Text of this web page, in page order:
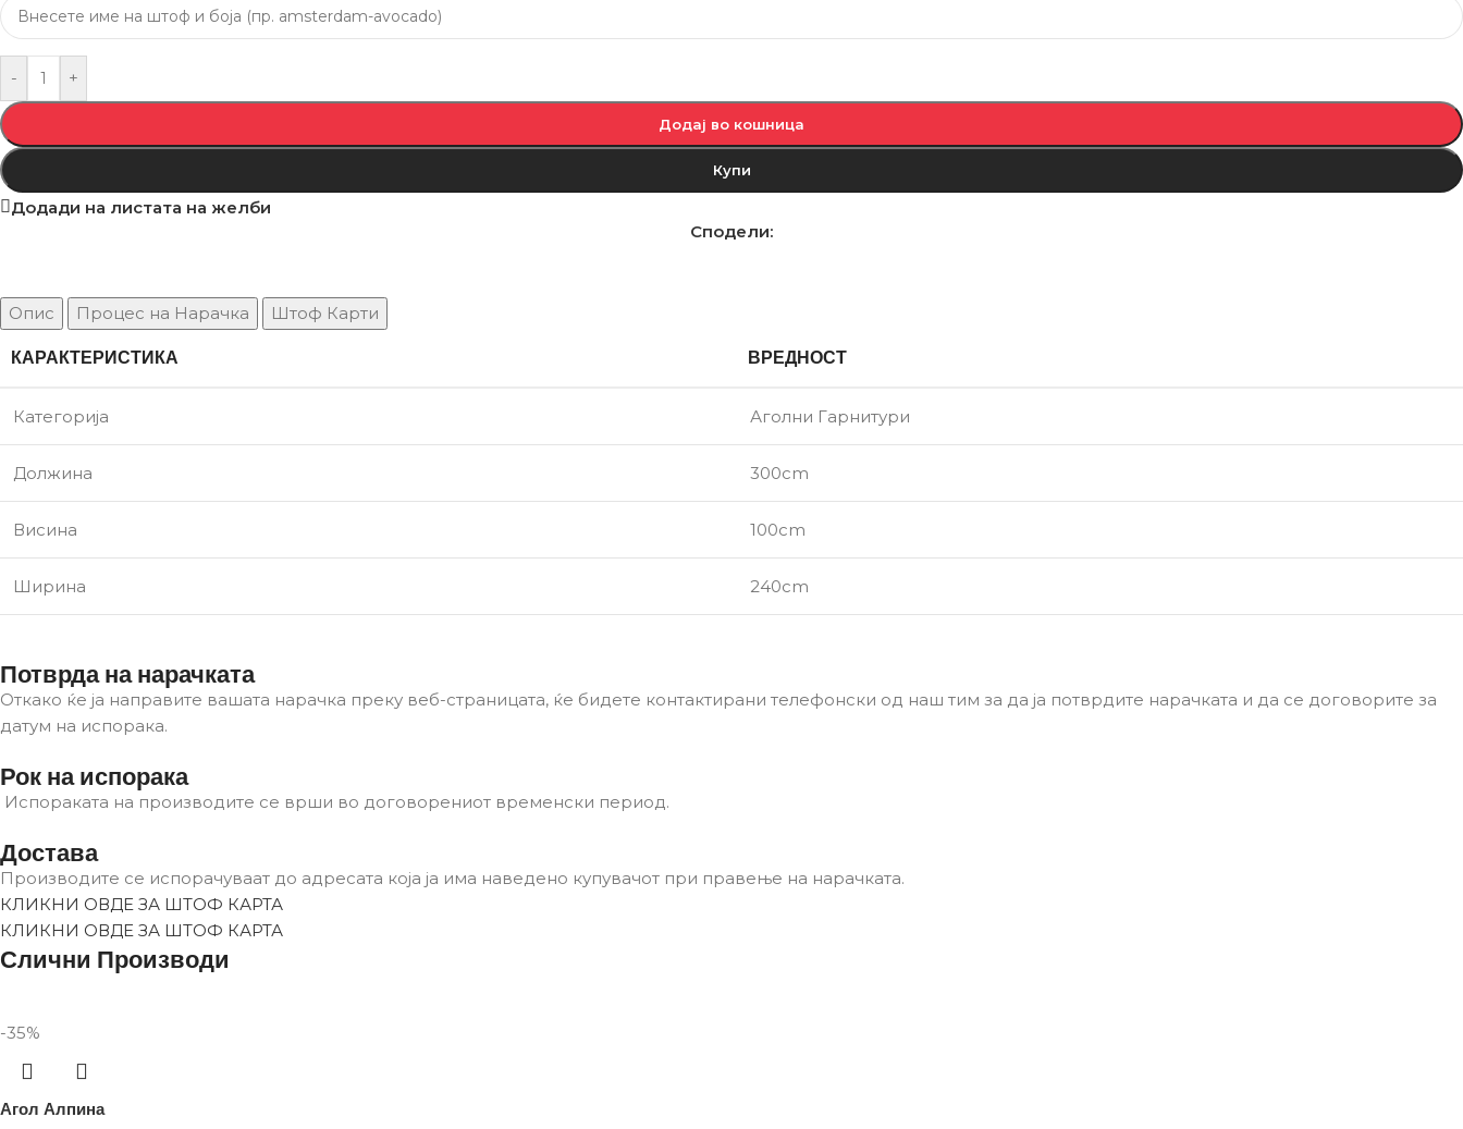
- +
Додај во кошница
Купи
Додади на листата на желби
Сподели:
Опис Процес на Нарачка Штоф Карти
КАРАКТЕРИСТИКА ВРЕДНОСТ
Категорија Аголни Гарнитури
Должина 300cm
Висина 100cm
Ширина 240cm
Потврда на нарачката
Откако ќе ја направите вашата нарачка преку веб-страницата, ќе бидете контактирани телефонски од наш тим за да ја потврдите нарачката и да се договорите за
датум на испорака.
Рок на испорака
Испораката на производите се врши во договорениот временски период.
Достава
Производите се испорачуваат до адресата која ја има наведено купувачот при правење на нарачката.
КЛИКНИ ОВДЕ ЗА ШТОФ КАРТА
КЛИКНИ ОВДЕ ЗА ШТОФ КАРТА
Слични Производи
-35%
Агол Алпина